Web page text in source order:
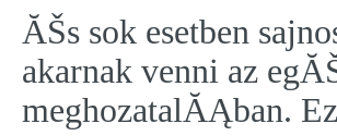
ĂŠs sok esetben
akarnak venni az
meghozatalĂĄban.